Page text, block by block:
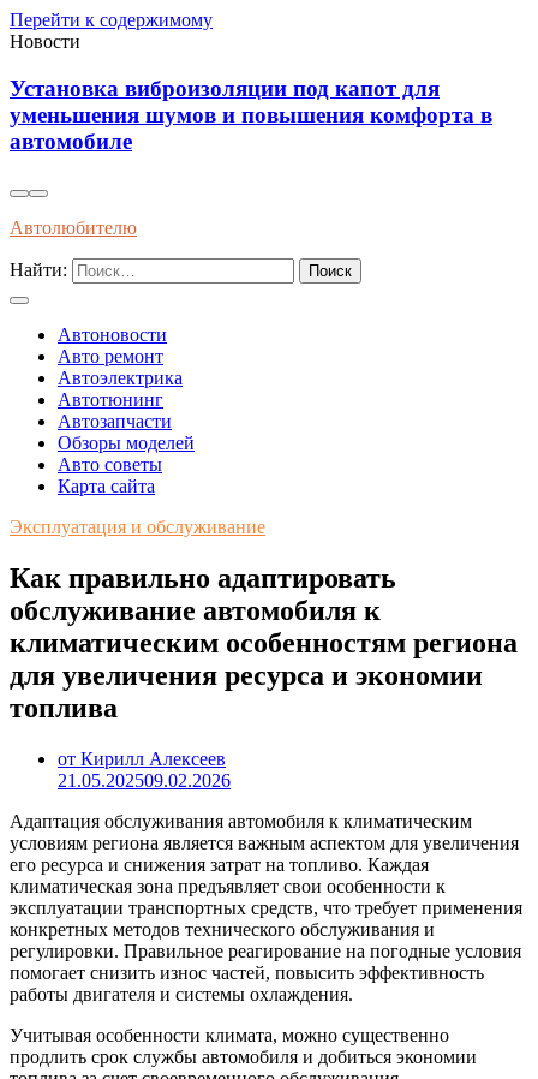
Перейти к содержимому
Новости
для
в
Влияние современного топлива на
долговечность двигателей
Автолюбителю
Найти:
Автоновости
Авто ремонт
Автоэлектрика
Автотюнинг
Автозапчасти
Обзоры моделей
Авто советы
Карта сайта
Эксплуатация и обслуживание
Как правильно адаптировать
обслуживание автомобиля к
климатическим особенностям региона
для увеличения ресурса и экономии
топлива
от Кирилл Алексеев
21.05.202509.02.2026
Адаптация обслуживания автомобиля к климатическим
условиям региона является важным аспектом для увеличения
его ресурса и снижения затрат на топливо. Каждая
климатическая зона предъявляет свои особенности к
эксплуатации транспортных средств, что требует применения
конкретных методов технического обслуживания и
регулировки. Правильное реагирование на погодные условия
помогает снизить износ частей, повысить эффективность
работы двигателя и системы охлаждения.
Учитывая особенности климата, можно существенно
продлить срок службы автомобиля и добиться экономии